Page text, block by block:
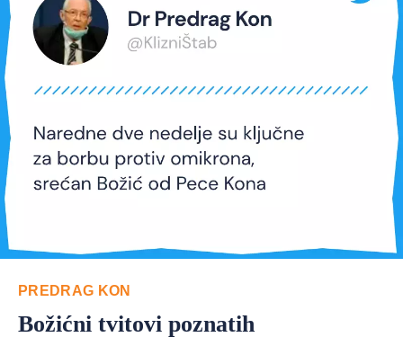
PREDRAG KON
Božićni tvitovi poznatih